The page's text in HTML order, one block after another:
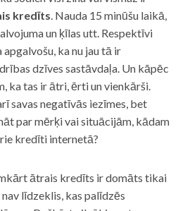
kredīts. Nauda 15 minūšu laikā,
un ķīlas utt. Respektīvi
ka nu jau tā ir
dzīves sastāvdaļa. Un kāpēc
ka tas ir ātri, ērti un vienkārši.
savas negatīvās iezīmes, bet
par mērķi vai situācijām, kādam
kredīti internetā?
ātrais kredīts ir domāts tikai
līdzeklis, kas palīdzēs